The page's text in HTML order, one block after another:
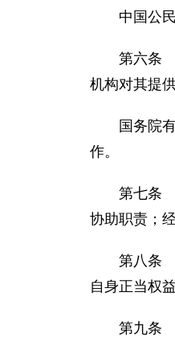
中国公
第六条
机构对其提
国务院
作。
第七条
协助职责；
第八条
自身正当权
第九条